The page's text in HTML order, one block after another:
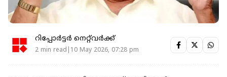
റിപ്പോർട്ടർ നെറ്റ്‌വര്‍ക്ക്‌
2 min read|10 May 2026, 07:28 pm